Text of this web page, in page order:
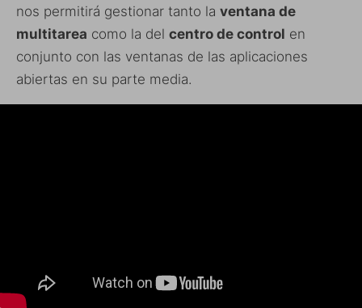
nos permitirá gestionar tanto la ventana de
multitarea como la del centro de control en
conjunto con las ventanas de las aplicaciones
abiertas en su parte media.